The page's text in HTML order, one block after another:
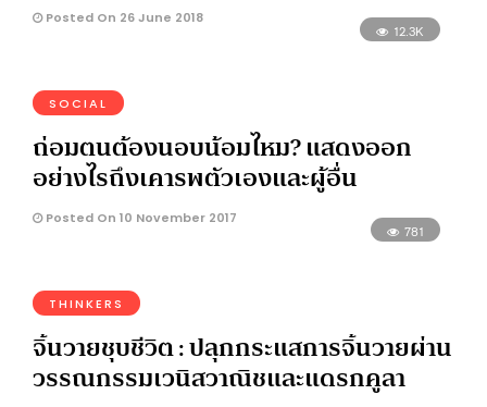
Posted On 26 June 2018
12.3K
SOCIAL
ถ่อมตนต้องนอบน้อมไหม? แสดงออก
อย่างไรถึงเคารพตัวเองและผู้อื่น
Posted On 10 November 2017
781
THINKERS
จิ้นวายชุบชีวิต : ปลุกกระแสการจิ้นวายผ่าน
วรรณกรรมเวนิสวาณิชและแดรกคูลา